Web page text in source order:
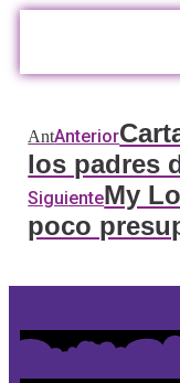
AntAnterior
los padres
SiguienteMy
poco